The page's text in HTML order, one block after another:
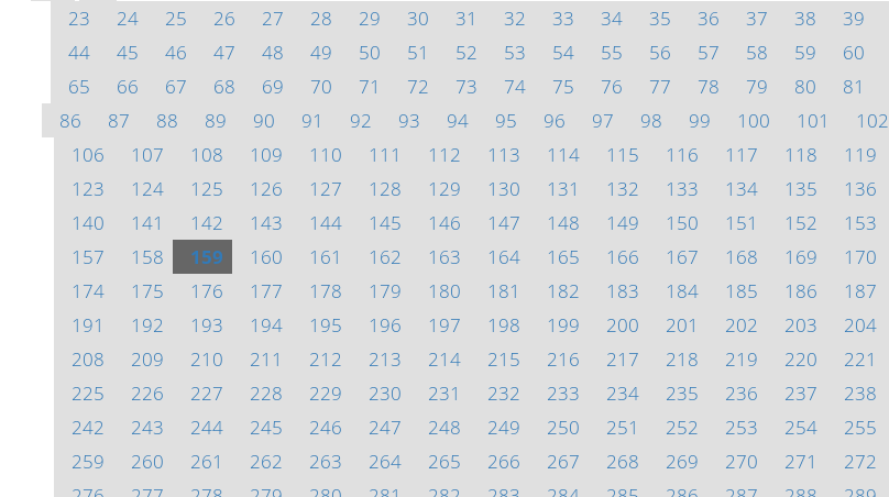
23
24 25 26 27 28 29 30 31 32 33 34 35 36 37 38 39
44
45 46 47 48 49 50 51 52 53 54 55 56 57 58 59 60
65
66 67 68 69 70 71 72 73 74 75 76 77 78 79 80 81
86
87 88 89 90 91 92 93 94 95 96 97 98 99 100 101 102
106
107 108 109 110 111 112 113 114 115 116 117 118 119
123
124 125 126 127 128 129 130 131 132 133 134 135 136
140
141 142 143 144 145 146 147 148 149 150 151 152 153
157
158 159 160 161 162 163 164 165 166 167 168 169 170
174
175 176 177 178 179 180 181 182 183 184 185 186 187
191
192 193 194 195 196 197 198 199 200 201 202 203 204
208
209 210 211 212 213 214 215 216 217 218 219 220 221
225
226 227 228 229 230 231 232 233 234 235 236 237 238
242
243 244 245 246 247 248 249 250 251 252 253 254 255
259
260 261 262 263 264 265 266 267 268 269 270 271 272